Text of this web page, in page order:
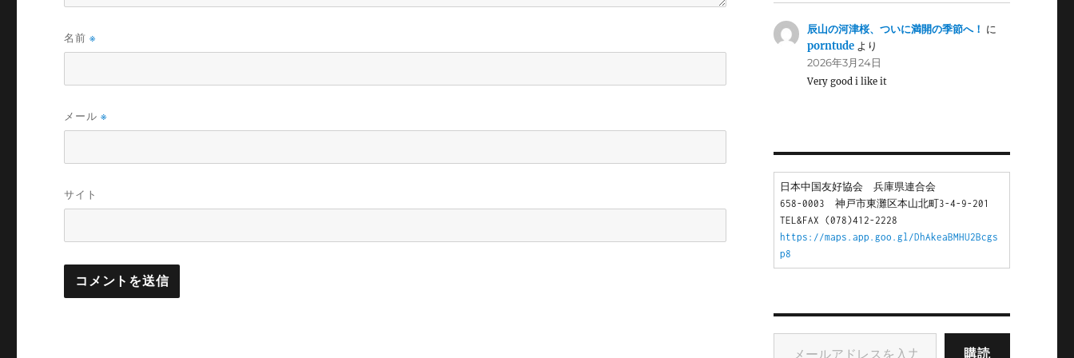
名前※
メール※
サイト
辰山の河津桜、ついに満開の季節へ！ に
porntude より
2026年3月24日
Very good i like it
日本中国友好協会　兵庫県連合会
658-0003　神戸市東灘区本山北町3-4-9-201
TEL&FAX (078)412-2228
https://maps.app.goo.gl/DhAkeaBMHU2Bcgs
p8
メールアドレスを入力...
購読